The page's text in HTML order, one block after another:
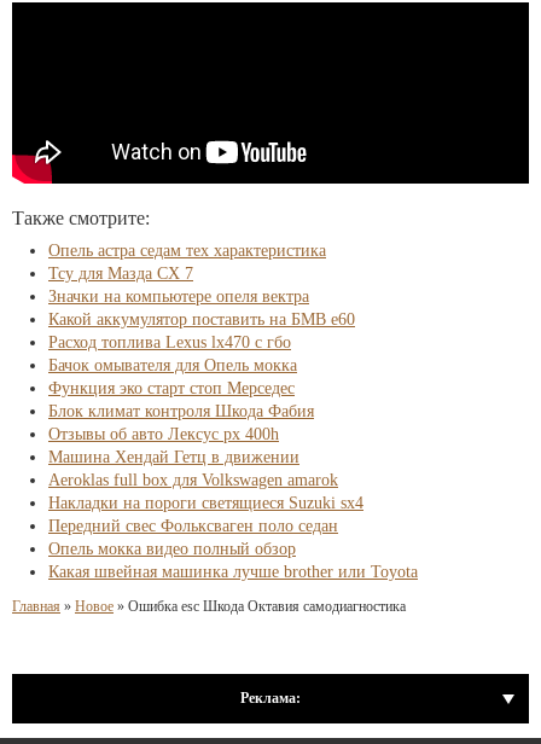
Также смотрите:
Опель астра седам тех характеристика
Тсу для Мазда СХ 7
Значки на компьютере опеля вектра
Какой аккумулятор поставить на БМВ е60
Расход топлива Lexus lx470 с гбо
Бачок омывателя для Опель мокка
Функция эко старт стоп Мерседес
Блок климат контроля Шкода Фабия
Отзывы об авто Лексус рх 400h
Машина Хендай Гетц в движении
Aeroklas full box для Volkswagen amarok
Накладки на пороги светящиеся Suzuki sx4
Передний свес Фольксваген поло седан
Опель мокка видео полный обзор
Какая швейная машинка лучше brother или Toyota
Главная » Новое » Ошибка esc Шкода Октавия самодиагностика
Реклама: